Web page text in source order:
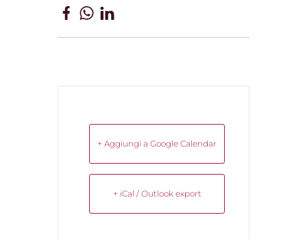
+ Aggiungi a Google Calendar
+ iCal / Outlook export